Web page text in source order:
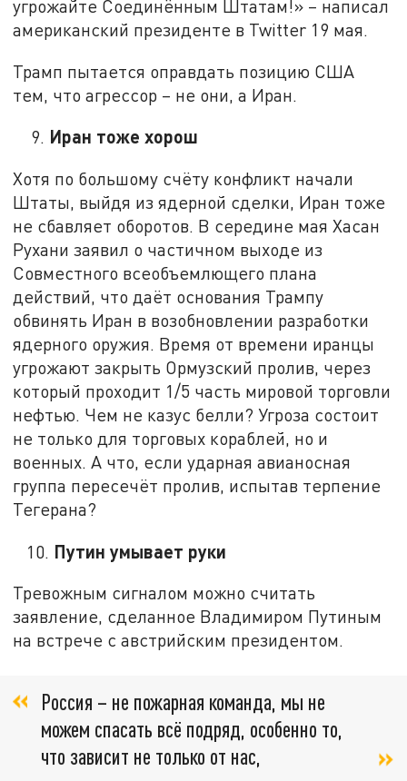
угрожайте Соединённым Штатам!» – написал
американский президенте в Twitter 19 мая.
Трамп пытается оправдать позицию США
тем, что агрессор – не они, а Иран.
Иран тоже хорош
Хотя по большому счёту конфликт начали
Штаты, выйдя из ядерной сделки, Иран тоже
не сбавляет оборотов. В середине мая Хасан
Рухани заявил о частичном выходе из
Совместного всеобъемлющего плана
действий, что даёт основания Трампу
обвинять Иран в возобновлении разработки
ядерного оружия. Время от времени иранцы
угрожают закрыть Ормузский пролив, через
который проходит 1/5 часть мировой торговли
нефтью. Чем не казус белли? Угроза состоит
не только для торговых кораблей, но и
военных. А что, если ударная авианосная
группа пересечёт пролив, испытав терпение
Тегерана?
10. Путин умывает руки
Тревожным сигналом можно считать
заявление, сделанное Владимиром Путиным
на встрече с австрийским президентом.
Россия – не пожарная команда, мы не
можем спасать всё подряд, особенно то,
что зависит не только от нас,